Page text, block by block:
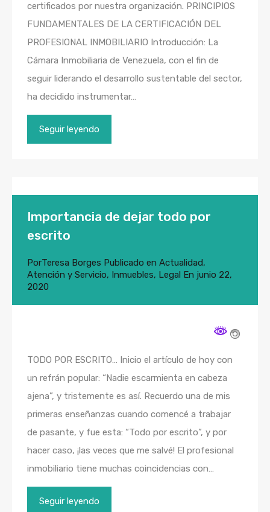
certificados por nuestra organización. PRINCIPIOS
FUNDAMENTALES DE LA CERTIFICACIÓN DEL
PROFESIONAL INMOBILIARIO Introducción: La
Cámara Inmobiliaria de Venezuela, con el fin de
seguir liderando el desarrollo sustentable del sector,
ha decidido instrumentar…
Seguir leyendo
Importancia de dejar todo por
escrito
PorTeresa Borges Publicado en Actualidad,
Atención y Servicio, Inmuebles, Legal En junio 22,
2020
TODO POR ESCRITO… Inicio el artículo de hoy con
un refrán popular: “Nadie escarmienta en cabeza
ajena”, y tristemente es así. Recuerdo una de mis
primeras enseñanzas cuando comencé a trabajar
de pasante, y fue esta: “Todo por escrito”, y por
hacer caso, ¡las veces que me salvé! El profesional
inmobiliario tiene muchas coincidencias con…
Seguir leyendo